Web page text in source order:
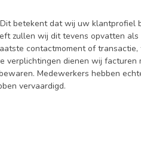
betekent dat wij uw
zullen wij dit tevens opvatten
contactmoment of
dienen wij
Medewerkers hebben
vervaardigd.